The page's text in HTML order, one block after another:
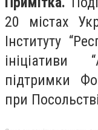
20 містах
Інституту
підтримки
при